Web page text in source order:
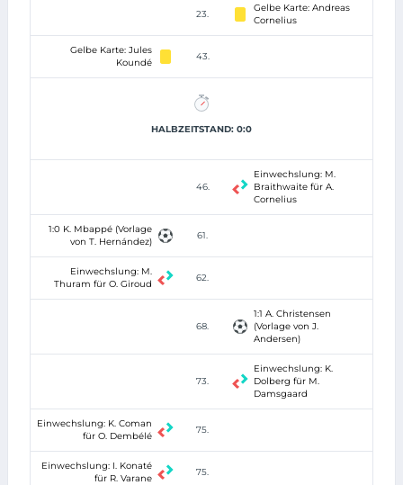
23.
Gelbe Karte: Andreas
Cornelius
Gelbe Karte: Jules
Koundé
43.
HALBZEITSTAND: 0:0
46.
Einwechslung: M.
Braithwaite für A.
Cornelius
1:0 K. Mbappé (Vorlage
von T. Hernández)
61.
Einwechslung: M.
Thuram für O. Giroud
62.
68.
1:1 A. Christensen
(Vorlage von J.
Andersen)
73.
Einwechslung: K.
Dolberg für M.
Damsgaard
Einwechslung: K. Coman
für O. Dembélé
75.
Einwechslung: I. Konaté
für R. Varane
75.